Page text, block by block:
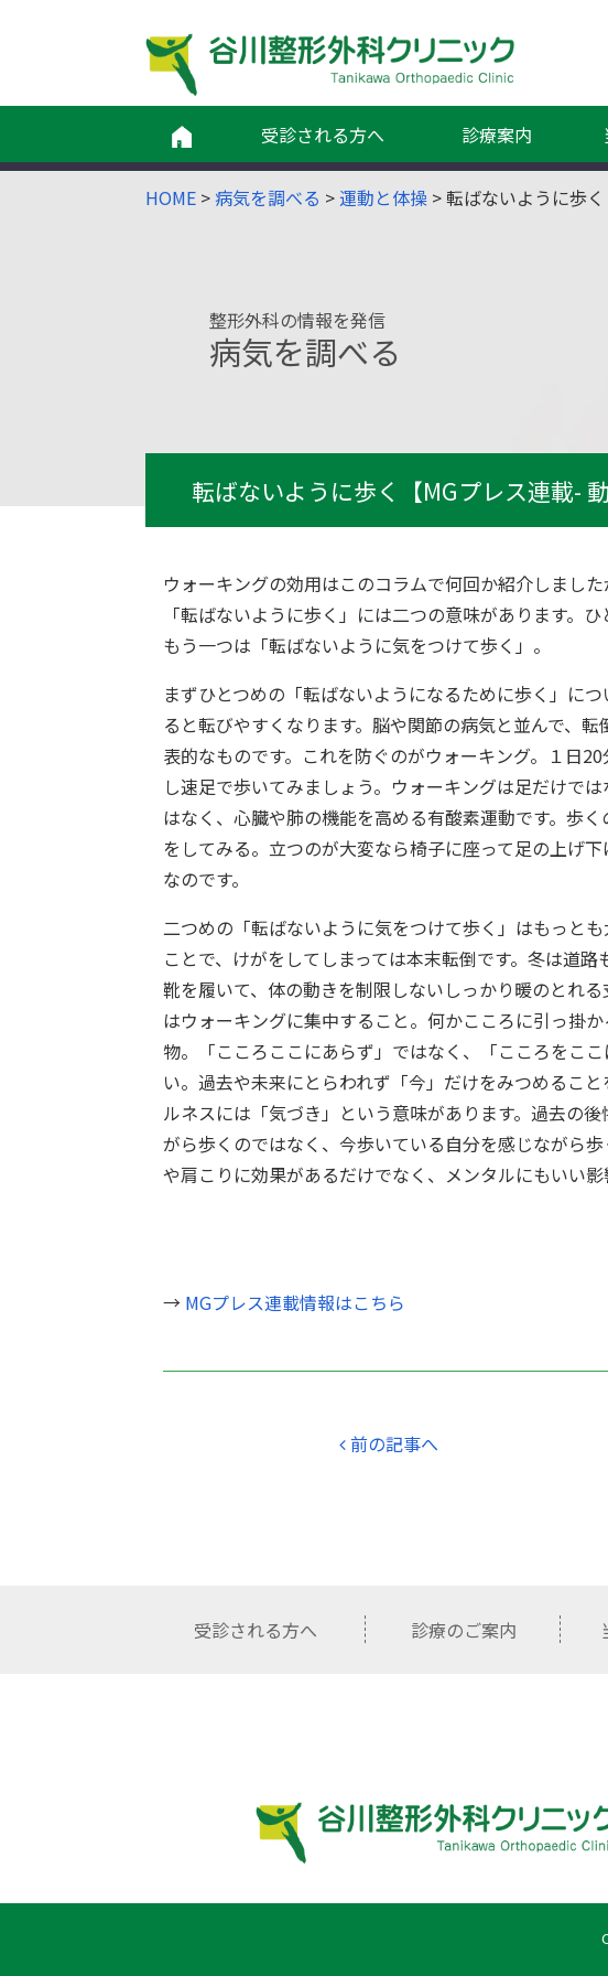
受診される方へ 診療案内
HOME >病気を調べる >運動と体操 >転ばないように歩
整形外科の情報を発信
病気を調べる
転ばないように歩く【MGプレス連載-
ウォーキングの効用はこのコラムで何回か紹介しまし
「転ばないように歩く」には二つの意味があります。
もう一つは「転ばないように気をつけて歩く」。
まずひとつめの「転ばないようになるために歩く」に
ると転びやすくなります。脳や関節の病気と並んで、
表的なものです。これを防ぐのがウォーキング。１日
し速足で歩いてみましょう。ウォーキングは足だけで
はなく、心臓や肺の機能を高める有酸素運動です。歩
をしてみる。立つのが大変なら椅子に座って足の上げ
なのです。
二つめの「転ばないように気をつけて歩く」はもっと
ことで、けがをしてしまっては本末転倒です。冬は道
靴を履いて、体の動きを制限しないしっかり暖のとれ
はウォーキングに集中すること。何かこころに引っ掛
物。「こころここにあらず」ではなく、「こころをこ
い。過去や未来にとらわれず「今」だけをみつめるこ
ルネスには「気づき」という意味があります。過去の
がら歩くのではなく、今歩いている自分を感じながら
や肩こりに効果があるだけでなく、メンタルにもいい影
→ MGプレス連載情報はこちら
前の記事へ
受診される方へ 診療のご案内